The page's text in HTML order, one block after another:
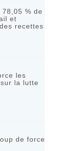
% de
et
recettes
les
la lutte
de force